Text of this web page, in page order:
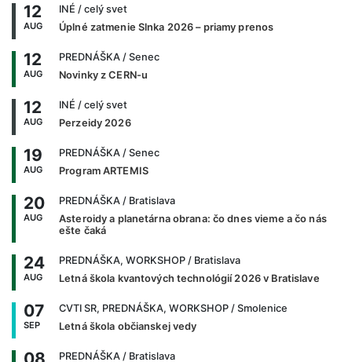
12
AUG
INÉ / celý svet
Úplné zatmenie Slnka 2026 – priamy prenos
12
AUG
PREDNÁŠKA / Senec
Novinky z CERN-u
12
AUG
INÉ / celý svet
Perzeidy 2026
19
AUG
PREDNÁŠKA / Senec
Program ARTEMIS
20
AUG
PREDNÁŠKA / Bratislava
Asteroidy a planetárna obrana: čo dnes vieme a čo nás
ešte čaká
24
AUG
PREDNÁŠKA, WORKSHOP / Bratislava
Letná škola kvantových technológií 2026 v Bratislave
07
SEP
CVTI SR, PREDNÁŠKA, WORKSHOP / Smolenice
Letná škola občianskej vedy
PREDNÁŠKA / Bratislava